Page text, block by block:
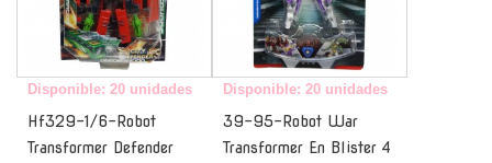
Disponible: 20 unidades
Hf329-1/6-Robot
Transformer Defender
Disponible: 20 unidades
39-95-Robot War
Transformer En Blister 4